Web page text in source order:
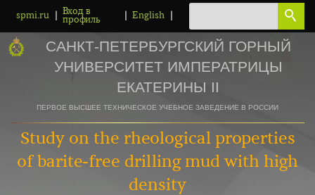
spmi.ru
Вход в
профиль
English
САНКТ-ПЕТЕРБУРГСКИЙ ГОРНЫЙ
УНИВЕРСИТЕТ ИМПЕРАТРИЦЫ
ЕКАТЕРИНЫ II
ПЕРВОЕ ВЫСШЕЕ ТЕХНИЧЕСКОЕ УЧЕБНОЕ ЗАВЕДЕНИЕ В РОССИИ
Study on the rheological properties
of barite-free drilling mud with high
density